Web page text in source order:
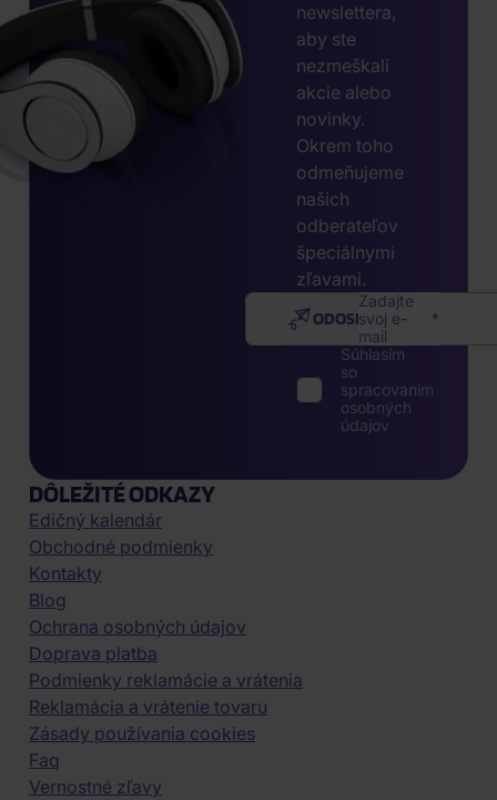
newslettera,
aby ste
nezmeškali
akcie alebo
novinky.
Okrem toho
odmeňujeme
našich
odberateľov
špeciálnymi
zľavami.
Zadajte
svoj e-
mail
ODOSLAŤ
Súhlasím
so
spracovaním
osobných
údajov
DÔLEŽITÉ ODKAZY
Edičný kalendár
Obchodné podmienky
Kontakty
Blog
Ochrana osobných údajov
Doprava platba
Podmienky reklamácie a vrátenia
Reklamácia a vrátenie tovaru
Zásady používania cookies
Faq
Vernostné zľavy